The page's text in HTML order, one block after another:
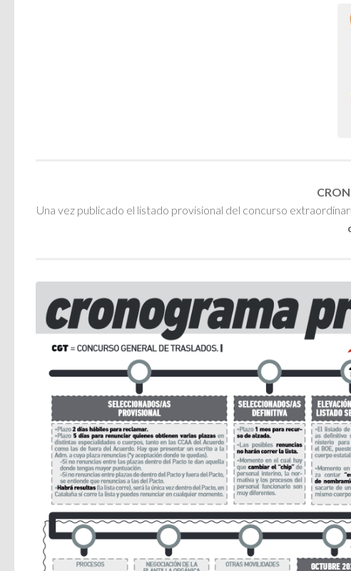
Una vez publicado el listado provisional del concurso